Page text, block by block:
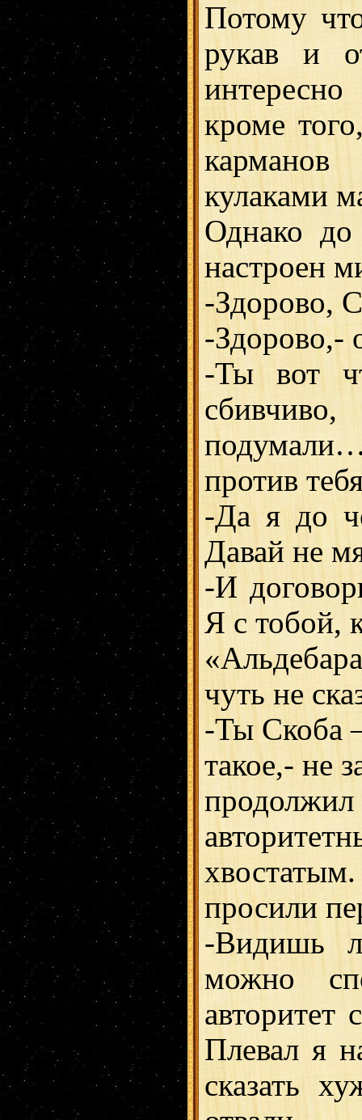
Потому
рукав и
кроме
кулаками
Однако
настроен
-Здорово,
-Здорово,-
-Ты вот
против
-Да я до
Давай не
-И
Я с тобой,
чуть не
-Ты Скоба
такое,- не
просили
-Видишь
можно
Плевал я
сказать